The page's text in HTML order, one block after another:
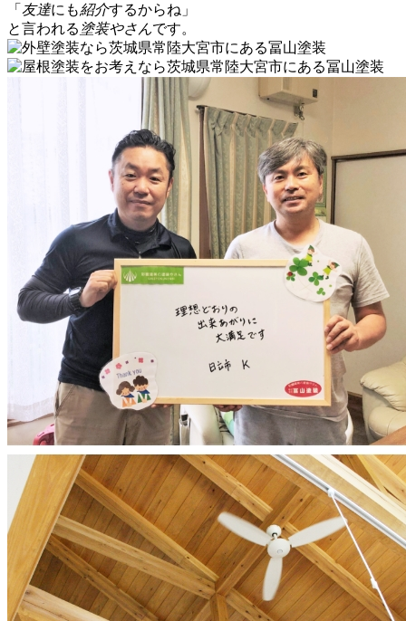
「 友達にも紹介するからね」
と言われる 塗装やさんです。